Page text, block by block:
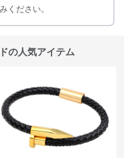
ください。
の人気アイテム